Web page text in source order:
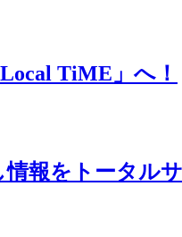
TiME」へ！
報をトータル